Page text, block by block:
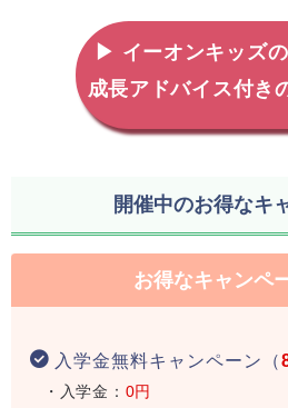
▶ イーオンキッズ
成長アドバイス付き
開催中のお得なキ
お得なキャンペ
入学金無料キャンペーン（
・入学金： 0円